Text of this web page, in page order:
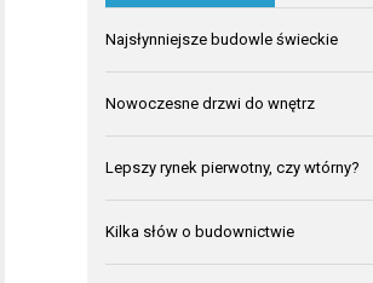
Najsłynniejsze budowle świeckie
Nowoczesne drzwi do wnętrz
Lepszy rynek pierwotny, czy wtórny?
Kilka słów o budownictwie